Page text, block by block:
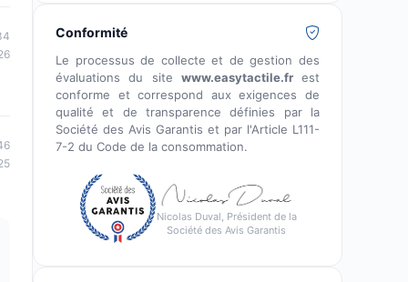
Conformité
Le processus de collecte et de gestion des
évaluations du site www.easytactile.frest
conforme et correspond aux exigences de
qualité et de transparence définies par la
Société des Avis Garantis et par l'Article L111-
7-2 du Code de la consommation.
Nicolas Duval, Président de la
Société des Avis Garantis